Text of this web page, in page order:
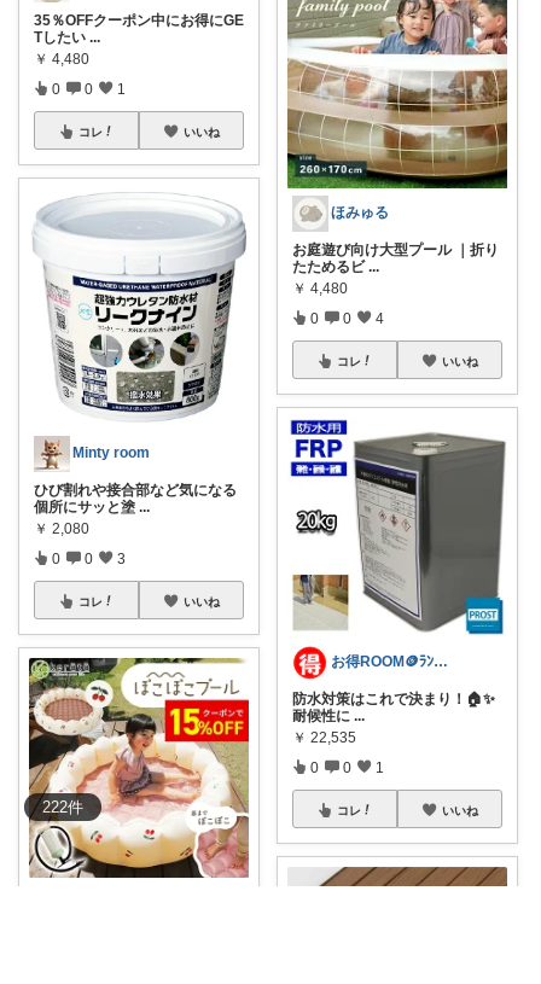
222件
35％OFFクーポン中にお得にGE
Tしたい ...
￥ 4,480
0 0 1
コレ いいね
Minty room
ひび割れや接合部など気になる
個所にサッと塗 ...
￥ 2,080
0 0 3
コレ いいね
ほみゅる
お庭遊び向け大型プール ｜折り
たためるビ ...
￥ 4,480
0 0 4
コレ いいね
お得ROOM🪙ﾗﾝｷﾝｸﾞ上位のご紹介
防水対策はこれで決まり！🏠✨
耐候性に ...
￥ 22,535
0 0 1
コレ いいね